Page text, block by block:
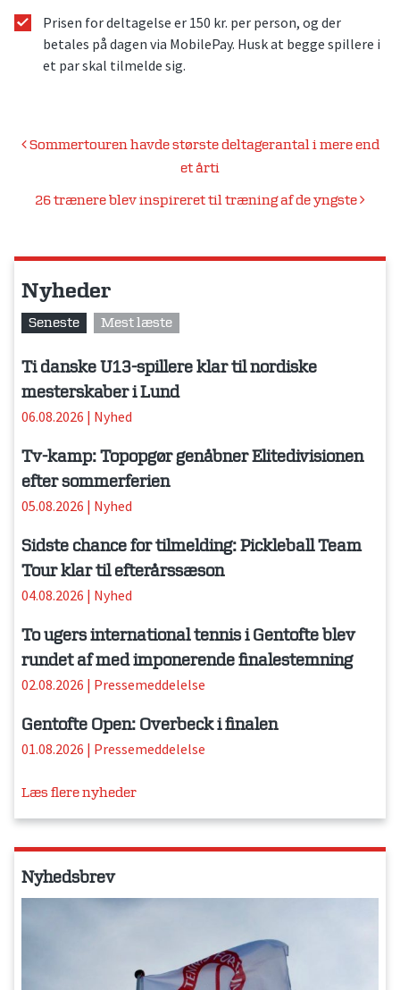
Prisen for deltagelse er 150 kr. per person, og der
betales på dagen via MobilePay. Husk at begge spillere i
et par skal tilmelde sig.
Indlægsnavigation
Sommertouren havde største deltagerantal i mere end
et årti
26 trænere blev inspireret til træning af de yngste
Nyheder
Seneste Mest læste
Ti danske U13-spillere klar til nordiske
mesterskaber i Lund
06.08.2026 | Nyhed
Tv-kamp: Topopgør genåbner Elitedivisionen
efter sommerferien
05.08.2026 | Nyhed
Sidste chance for tilmelding: Pickleball Team
Tour klar til efterårssæson
04.08.2026 | Nyhed
To ugers international tennis i Gentofte blev
rundet af med imponerende finalestemning
02.08.2026 | Pressemeddelelse
Gentofte Open: Overbeck i finalen
01.08.2026 | Pressemeddelelse
Læs flere nyheder
Nyhedsbrev